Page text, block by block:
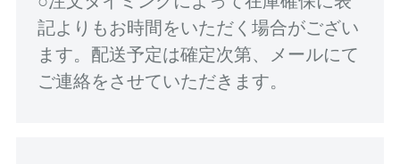
記よりもお時間をいただく場合がござい
ます。配送予定は確定次第、メールにて
ご連絡をさせていただきます。